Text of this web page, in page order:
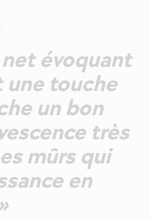
évoquant
touche
un bon
très
mûrs qui
en